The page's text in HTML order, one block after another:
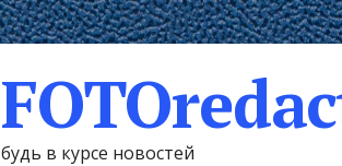
будь в курсе новостей